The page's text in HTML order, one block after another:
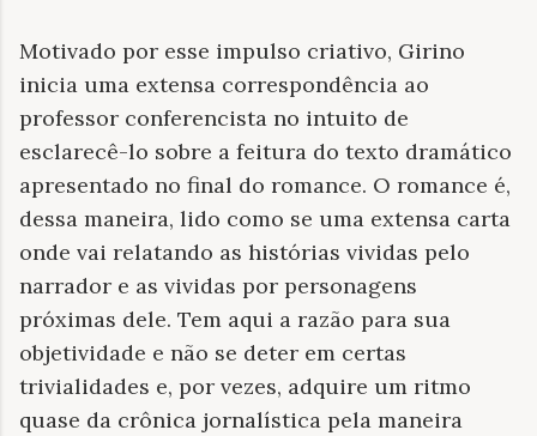
Motivado por esse impulso criativo, Girino
inicia uma extensa correspondência ao
professor conferencista no intuito de
esclarecê-lo sobre a feitura do texto dramático
apresentado no final do romance. O romance é,
dessa maneira, lido como se uma extensa carta
onde vai relatando as histórias vividas pelo
narrador e as vividas por personagens
próximas dele. Tem aqui a razão para sua
objetividade e não se deter em certas
trivialidades e, por vezes, adquire um ritmo
quase da crônica jornalística pela maneira